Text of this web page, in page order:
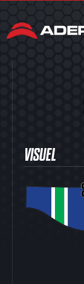
VISUEL